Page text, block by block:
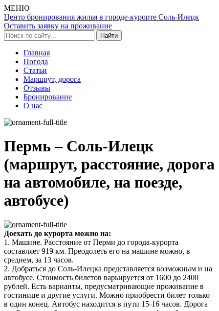
МЕНЮ
Центр бронирования жилья в городе-курорте Соль-Илецк
Оставить заявку на проживание
Найти
Главная
Погода
Статьи
Маршрут, дорога
Отзывы
Бронирование
О нас
Пермь – Соль-Илецк
(маршрут, расстояние, дорога
на автомобиле, на поезде,
автобусе)
Доехать до курорта можно на:
1. Машине. Расстояние от Перми до города-курорта
составляет 919 км. Преодолеть его на машине можно, в
среднем, за 13 часов.
2. Добраться до Соль-Илецка представляется возможным и на
автобусе. Стоимость билетов варьируется от 1600 до 2400
рублей. Есть варианты, предусматривающие проживание в
гостинице и другие услуги. Можно приобрести билет только
в один конец. Автобус находится в пути 15-16 часов. Дорога